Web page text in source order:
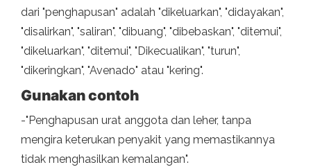
dari "penghapusan" adalah "dikeluarkan", "didayakan",
"disalirkan", "saliran", "dibuang", "dibebaskan", "ditemui",
"dikeluarkan", "ditemui", "Dikecualikan", "turun",
"dikeringkan", "Avenado" atau "kering".
Gunakan contoh
-"Penghapusan urat anggota dan leher, tanpa
mengira keterukan penyakit yang memastikannya
tidak menghasilkan kemalangan".